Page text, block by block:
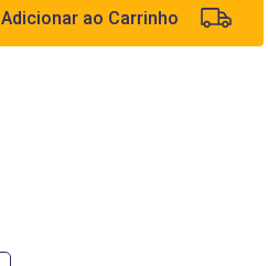
Adicionar ao Carrinho